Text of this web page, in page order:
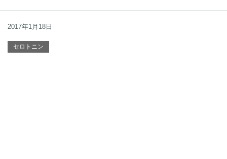
2017年1月18日
セロトニン